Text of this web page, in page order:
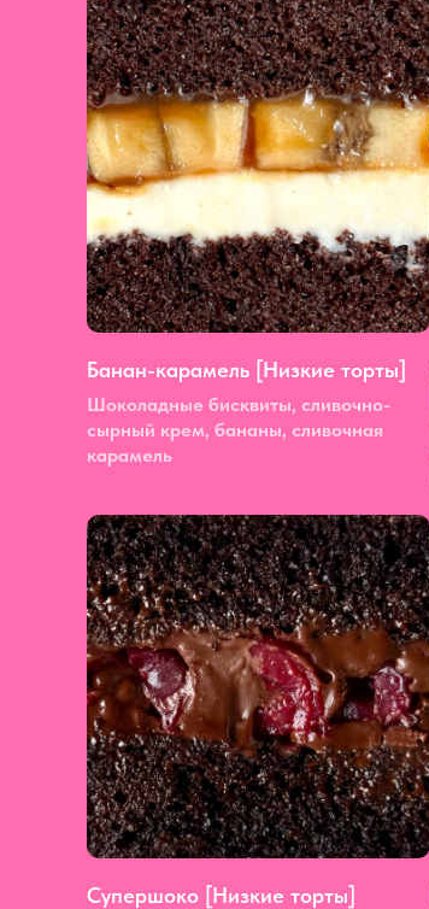
Банан-карамель [Низкие торты]
Шоколадные бисквиты, сливочно-
сырный крем, бананы, сливочная
карамель
Супершоко [Низкие торты]